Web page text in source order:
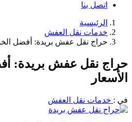
اتصل بنا
الرئيسية
خدمات نقل العفش
حراج نقل عفش بريدة: أفضل
حراج نقل عفش بريدة:
الأسعار
في : خدمات نقل العفش